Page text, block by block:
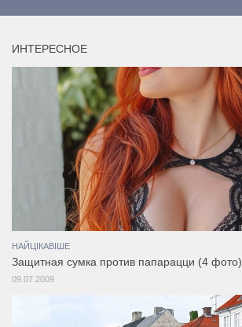
ИНТЕРЕСНОЕ
НАЙЦІКАВІШЕ
Защитная сумка против папарацци (4 фото)
09.07.2009